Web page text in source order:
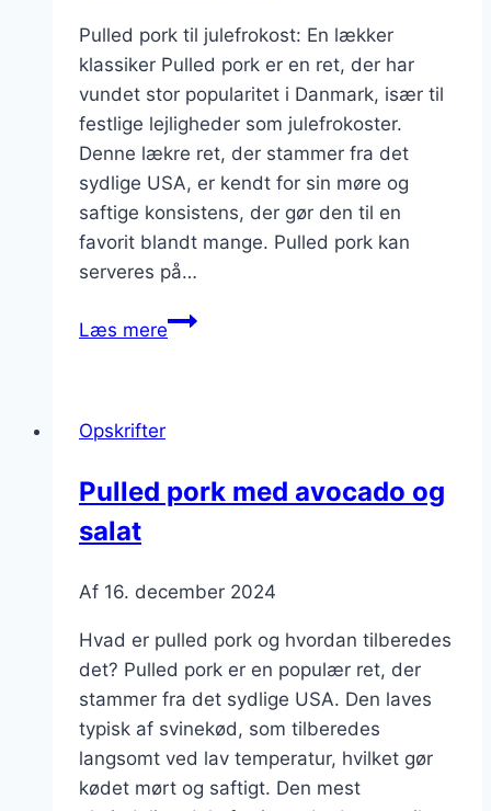
Pulled pork til julefrokost: En lækker
klassiker Pulled pork er en ret, der har
vundet stor popularitet i Danmark, især til
festlige lejligheder som julefrokoster.
Denne lækre ret, der stammer fra det
sydlige USA, er kendt for sin møre og
saftige konsistens, der gør den til en
favorit blandt mange. Pulled pork kan
serveres på…
Læs merePulled
klassiker
Opskrifter
Pulled pork med avocado og
salat
Af 16. december 2024
Hvad er pulled pork og hvordan tilberedes
det? Pulled pork er en populær ret, der
stammer fra det sydlige USA. Den laves
typisk af svinekød, som tilberedes
langsomt ved lav temperatur, hvilket gør
kødet mørt og saftigt. Den mest